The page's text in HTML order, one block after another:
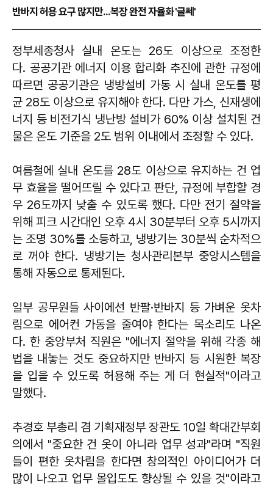
반바지 허용 요구 많지만...복장 완전 자율화 '글쎄'
정부세종청사 실내 온도는 26도 이상으로 조정한
다. 공공기관 에너지 이용 합리화 추진에 관한 규정에
따르면 공공기관은 냉방설비 가동 시 실내 온도를 평
균 28도 이상으로 유지해야 한다. 다만 가스, 신재생에
너지 등 비전기식 냉난방 설비가 60% 이상 설치된 건
물은 온도 기준을 2도 범위 이내에서 조정할 수 있다.
여름철에 실내 온도를 28도 이상으로 유지하는 건 업
무 효율을 떨어뜨릴 수 있다고 판단, 규정에 부합할 경
우 26도까지 낮출 수 있도록 했다. 다만 전기 절약을
위해 피크 시간대인 오후 4시 30분부터 오후 5시까지
는 조명 30%를 소등하고, 냉방기는 30분씩 순차적으
로 꺼야 한다. 냉방기는 청사관리본부 중앙시스템을
통해 자동으로 통제된다.
일부 공무원들 사이에선 반팔·반바지 등 가벼운 옷차
림으로 에어컨 가동을 줄여야 한다는 목소리도 나온
다. 한 중앙부처 직원은 "에너지 절약을 위해 각종 해
법을 내놓는 것도 중요하지만 반바지 등 시원한 복장
을 입을 수 있도록 허용해 주는 게 더 현실적"이라고
말했다.
추경호 부총리 겸 기획재정부 장관도 10일 확대간부회
의에서 "중요한 건 옷이 아니라 업무 성과"라며 "직원
들이 편한 옷차림을 한다면 창의적인 아이디어가 더
많이 나오고 업무 몰입도도 향상될 수 있을 것"이라고